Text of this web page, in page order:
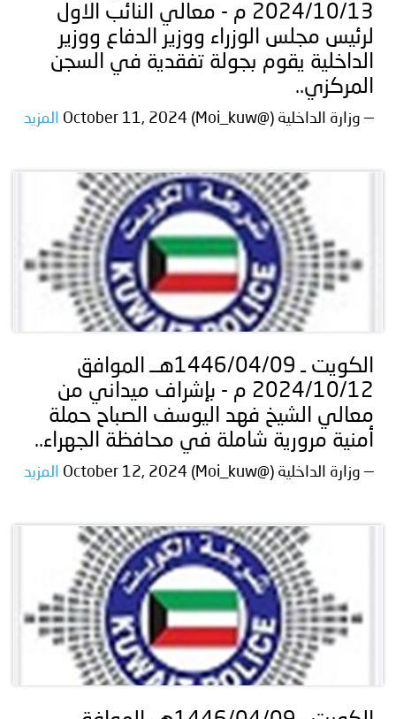
2024/10/13 م - معالي النائب الاول
لرئيس مجلس الوزراء ووزير الدفاع ووزير
الداخلية يقوم بجولة تفقدية في السجن
المركزي..
— وزارة الداخلية (@Moi_kuw) October 11, 2024 المزيد
الكويت ـ 1446/04/09هــ الموافق
2024/10/12 م - بإشراف ميداني من
معالي الشيخ فهد اليوسف الصباح حملة
أمنية مرورية شاملة في محافظة الجهراء..
— وزارة الداخلية (@Moi_kuw) October 12, 2024 المزيد